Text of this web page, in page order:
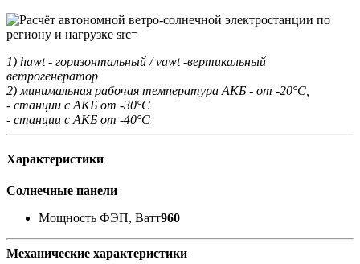
1) hawt - горизонтальный / vawt -вертикальный
ветрогенератор
2) минимальная рабочая температура АКБ - от -20°С,
- станции с АКБ от -30°С
- станции с АКБ от -40°С
Характеристики
Солнечные панели
Мощность ФЭП, Ватт960
Механические характеристики